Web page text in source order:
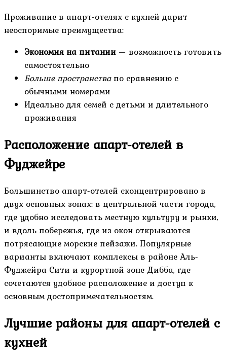
Проживание в апарт-отелях с кухней дарит
неоспоримые преимущества:
Экономия на питании — возможность готовить
самостоятельно
Больше пространствапо сравнению с
обычными номерами
Идеально для семей с детьми и длительного
проживания
Расположение апарт-отелей в
Фуджейре
Большинство апарт-отелей сконцентрировано в
двух основных зонах: в центральной части города,
где удобно исследовать местную культуру и рынки,
и вдоль побережья, где из окон открываются
потрясающие морские пейзажи. Популярные
варианты включают комплексы в районе Аль-
Фуджейра Сити и курортной зоне Дибба, где
сочетаются удобное расположение и доступ к
основным достопримечательностям.
Лучшие районы для апарт-отелей с
кухней